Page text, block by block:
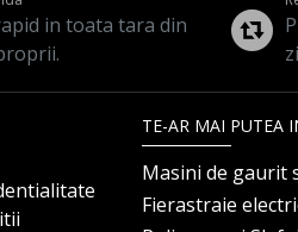
in toata tara din
TE-AR MAI PUTEA
Masini de gaurit
Fierastraie